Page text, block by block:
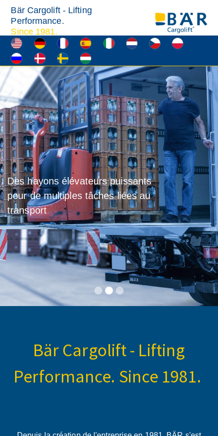
Bär Cargolift - Lifting
Performance.
Since 1981.
Des hayons élévateurs puissants
pour de multiples tâches liées au
transport
Bär Cargolift - Lifting
Performance. Since 1981.